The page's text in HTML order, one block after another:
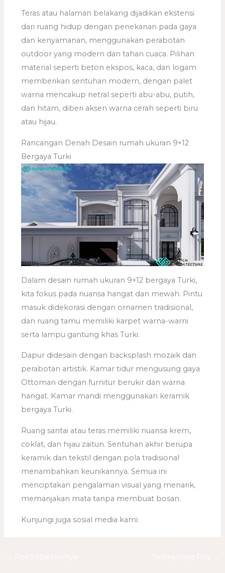
Teras atau halaman belakang dijadikan ekstensi
dari ruang hidup dengan penekanan pada gaya
dan kenyamanan, menggunakan perabotan
outdoor yang modern dan tahan cuaca. Pilihan
material seperti beton ekspos, kaca, dan logam
memberikan sentuhan modern, dengan palet
warna mencakup netral seperti abu-abu, putih,
dan hitam, diberi aksen warna cerah seperti biru
atau hijau.
Rancangan Denah Desain rumah ukuran 9×12
Bergaya Turki
Dalam desain rumah ukuran 9×12 bergaya Turki,
kita fokus pada nuansa hangat dan mewah. Pintu
masuk didekorasi dengan ornamen tradisional,
dan ruang tamu memiliki karpet warna-warni
serta lampu gantung khas Turki.
Dapur didesain dengan backsplash mozaik dan
perabotan artistik. Kamar tidur mengusung gaya
Ottoman dengan furnitur berukir dan warna
hangat. Kamar mandi menggunakan keramik
bergaya Turki.
Ruang santai atau teras memiliki nuansa krem,
coklat, dan hijau zaitun. Sentuhan akhir berupa
keramik dan tekstil dengan pola tradisional
menambahkan keunikannya. Semua ini
menciptakan pengalaman visual yang menarik,
memanjakan mata tanpa membuat bosan.
Kunjungi juga sosial media kami: